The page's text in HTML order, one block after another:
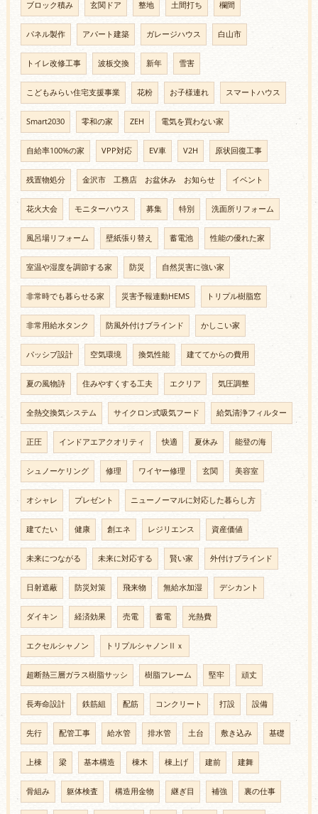
ブロック積み 玄関ドア 整地 土間打ち 欄間
パネル製作 アパート建築 ガレージハウス 白山市
トイレ改修工事 波板交換 新年 雪害
こどもみらい住宅支援事業 花粉 お子様連れ スマートハウス
Smart2030 零和の家 ZEH 電気を買わない家
自給率100%の家 VPP対応 EV車 V2H 原状回復工事
残置物処分 金沢市 工務店 お盆休み お知らせ イベント
花火大会 モニターハウス 募集 特別 洗面所リフォーム
風呂場リフォーム 壁紙張り替え 蓄電池 性能の優れた家
室温や湿度を調節する家 防災 自然災害に強い家
非常時でも暮らせる家 災害予報連動HEMS トリプル樹脂窓
非常用給水タンク 防風外付けブラインド かしこい家
パッシブ設計 空気環境 換気性能 建ててからの費用
夏の風物詩 住みやすくする工夫 エクリア 気圧調整
全熱交換気システム サイクロン式吸気フード 給気清浄フィルター
正圧 インドアエアクオリティ 快適 夏休み 能登の海
シュノーケリング 修理 ワイヤー修理 玄関 美容室
オシャレ プレゼント ニューノーマルに対応した暮らし方
建てたい 健康 創エネ レジリエンス 資産価値
未来につながる 未来に対応する 賢い家 外付けブラインド
日射遮蔽 防災対策 飛来物 無給水加湿 デシカント
ダイキン 経済効果 売電 蓄電 光熱費
エクセルシャノン トリプルシャノンⅡｘ
超断熱三層ガラス樹脂サッシ 樹脂フレーム 堅牢 頑丈
長寿命設計 鉄筋組 配筋 コンクリート 打設 設備
先行 配管工事 給水管 排水管 土台 敷き込み 基礎
上棟 梁 基本構造 棟木 棟上げ 建前 建舞
骨組み 躯体検査 構造用金物 継ぎ目 補強 裏の仕事